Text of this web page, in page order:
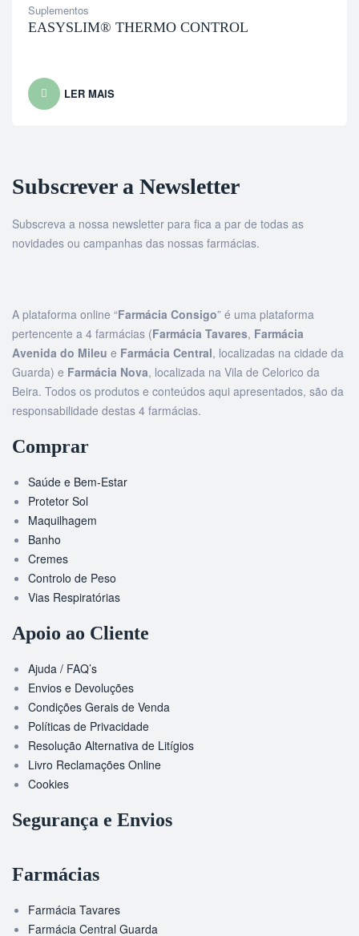
Suplementos
EASYSLIM® THERMO CONTROL
LER MAIS
Subscrever a Newsletter
Subscreva a nossa newsletter para fica a par de todas as
novidades ou campanhas das nossas farmácias.
A plataforma online “Farmácia Consigo” é uma plataforma
pertencente a 4 farmácias (Farmácia Tavares, Farmácia
Avenida do Mileu e Farmácia Central, localizadas na cidade da
Guarda) e Farmácia Nova, localizada na Vila de Celorico da
Beira. Todos os produtos e conteúdos aqui apresentados, são da
responsabilidade destas 4 farmácias.
Comprar
Saúde e Bem-Estar
Protetor Sol
Maquilhagem
Banho
Cremes
Controlo de Peso
Vias Respiratórias
Apoio ao Cliente
Ajuda / FAQ’s
Envios e Devoluções
Condições Gerais de Venda
Políticas de Privacidade
Resolução Alternativa de Litígios
Livro Reclamações Online
Cookies
Segurança e Envios
Farmácias
Farmácia Tavares
Farmácia Central Guarda